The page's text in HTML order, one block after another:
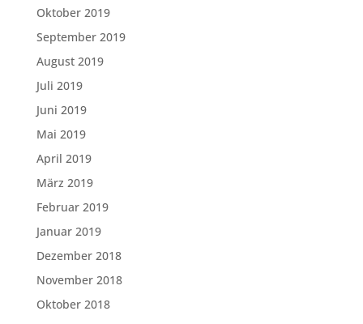
Oktober 2019
September 2019
August 2019
Juli 2019
Juni 2019
Mai 2019
April 2019
März 2019
Februar 2019
Januar 2019
Dezember 2018
November 2018
Oktober 2018